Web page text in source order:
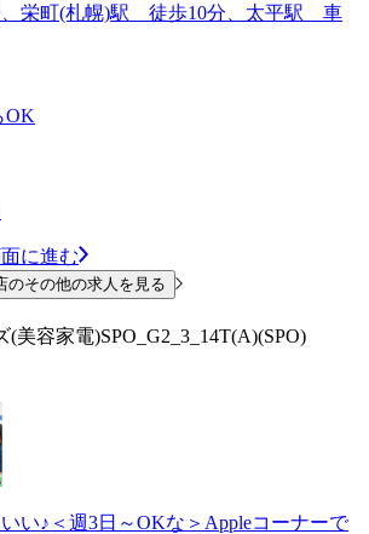
栄町(札幌)駅 徒歩10分、太平駅 車
OK
に進む
のその他の求人を見る
美容家電)SPO_G2_3_14T(A)(SPO)
い♪＜週3日～OKな＞Appleコーナーで